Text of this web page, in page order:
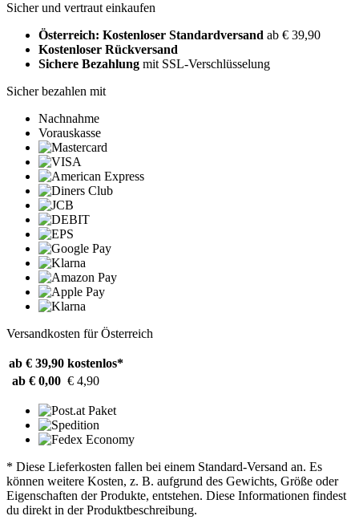
Sicher und vertraut einkaufen
Österreich: Kostenloser Standardversand ab € 39,90
Kostenloser Rückversand
Sichere Bezahlung mit SSL-Verschlüsselung
Sicher bezahlen mit
Nachnahme
Vorauskasse
Versandkosten für Österreich
ab € 39,90 kostenlos*
ab € 0,00 € 4,90
* Diese Lieferkosten fallen bei einem Standard-Versand an. Es
können weitere Kosten, z. B. aufgrund des Gewichts, Größe oder
Eigenschaften der Produkte, entstehen. Diese Informationen findest
du direkt in der Produktbeschreibung.